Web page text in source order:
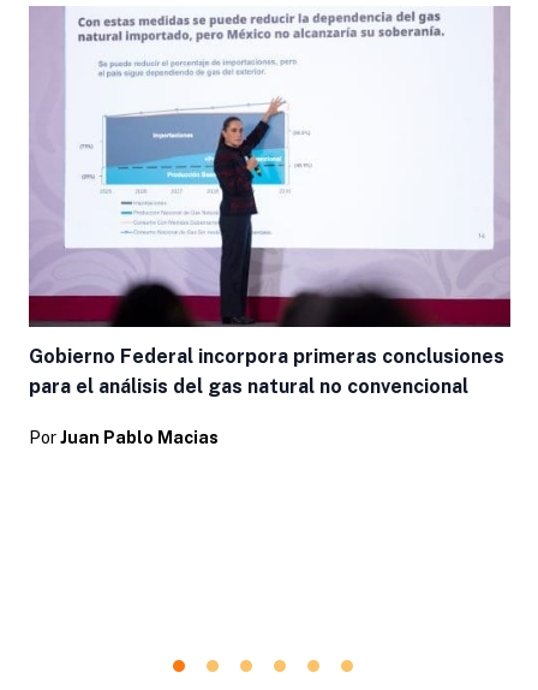
Gobierno Federal incorpora primeras conclusiones
para el análisis del gas natural no convencional
Por Juan Pablo Macias